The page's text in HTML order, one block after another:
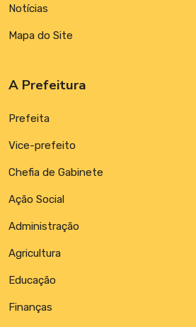
Notícias
Mapa do Site
A Prefeitura
Prefeita
Vice-prefeito
Chefia de Gabinete
Ação Social
Administração
Agricultura
Educação
Finanças